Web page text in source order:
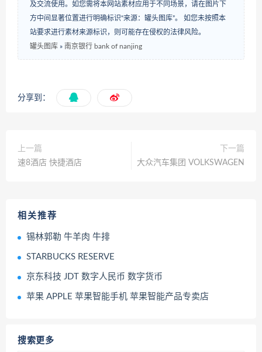
及交流使用。如您需将本网站素材应用于不同场景，请在图片下
方中间显著位置进行明确标识“来源：罐头图库”。 如您未按照本
站要求进行素材来源标识，则可能存在侵权的法律风险。
罐头图库 » 南京银行 bank of nanjing
分享到：
上一篇
速8酒店 快捷酒店
下一篇
大众汽车集团 VOLKSWAGEN
相关推荐
锡林郭勒 牛羊肉 牛排
STARBUCKS RESERVE
京东科技 JDT 数字人民币 数字货币
苹果 APPLE 苹果智能手机 苹果智能产品专卖店
搜索更多